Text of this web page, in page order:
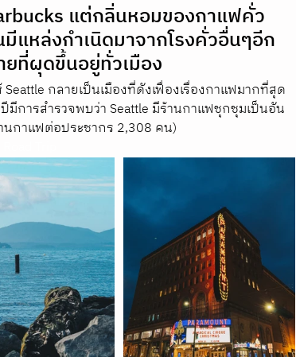
แต่กลิ่นหอมของกาแฟคั่ว
แหล่งกำเนิดมาจากโรงคั่วอื่นๆอีก
ที่ผุดขึ้นอยู่ทั่วเมือง
กลายเป็นเมืองที่ดังเฟื่องเรื่องกาแฟมากที่สุด
การสำรวจพบว่า Seattle มีร้านกาแฟชุกชุมเป็นอัน
นกาแฟต่อประชากร 2,308 คน)